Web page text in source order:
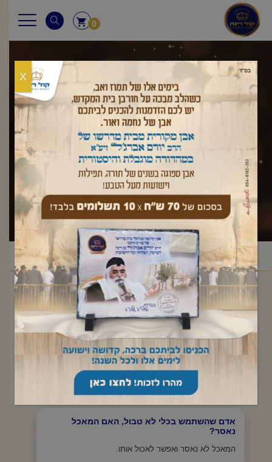
0
שונות
ראשי/שאלות ותשובות/שונות
תפריט קטגוריות
מי שמתארחת שבת, היכן תדליק נרות שבת?
אם חוזרים לישון בבית ידליקו בבית בברכה נרות בשיעור
מספיק שיישארו...
אדם שהשתמש בכלי לא טבול, האם המאכל
נאסר?
המאכל לא נאסר ואפשר לאכול אותו.
X